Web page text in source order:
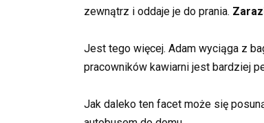
zewnątrz i oddaje je do prania.
Jest tego więcej. Adam wyciąga z
pracowników kawiarni jest bardziej
Jak daleko ten facet może się